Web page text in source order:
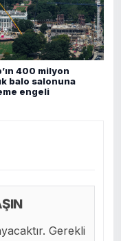
400 milyon
balo salonuna
engeli
Gerekli